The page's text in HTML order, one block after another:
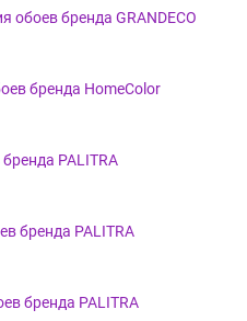
обоев бренда GRANDECO
бренда HomeColor
PALITRA
бренда PALITRA
бренда PALITRA